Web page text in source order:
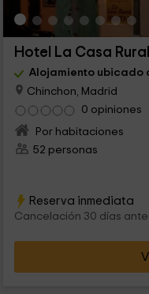
Hotel La Casa Rural
Alojamiento ubicado
Chinchon, Madrid
0 opiniones
Por habitaciones
52 personas
Reserva inmediata
Cancelación 30 días